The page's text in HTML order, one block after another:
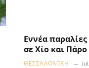
Εννέα
σε Χίο και Πάρο
ΘΕΣΣΑΛΟΝΊΚΗ